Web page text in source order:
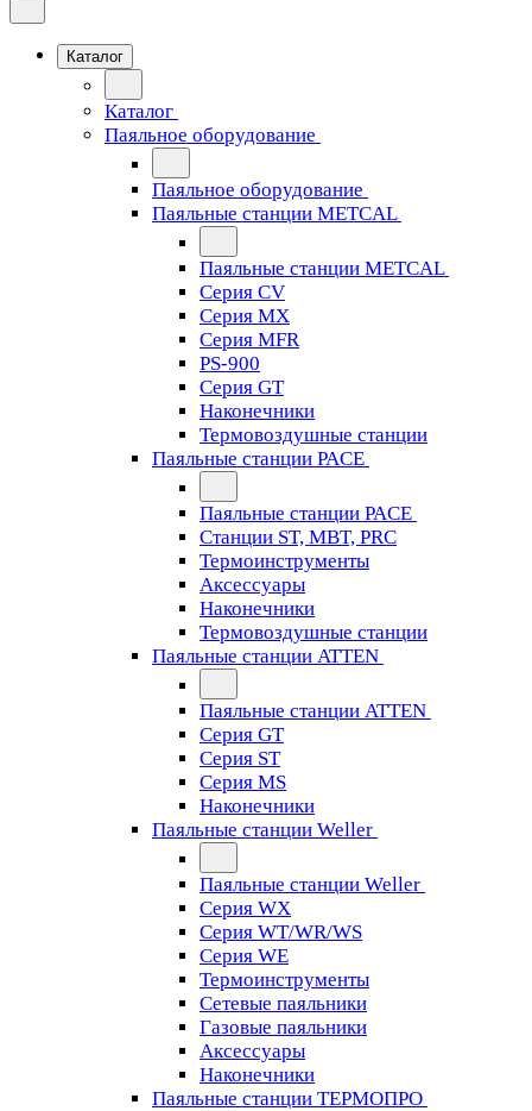
Каталог
Каталог
Паяльное оборудование
Паяльное оборудование
Паяльные станции METCAL
Паяльные станции METCAL
Серия CV
Серия MX
Серия MFR
PS-900
Серия GT
Наконечники
Термовоздушные станции
Паяльные станции PACE
Паяльные станции PACE
Станции ST, MBT, PRC
Термоинструменты
Аксессуары
Наконечники
Термовоздушные станции
Паяльные станции ATTEN
Паяльные станции ATTEN
Серия GT
Серия ST
Серия MS
Наконечники
Паяльные станции Weller
Паяльные станции Weller
Серия WX
Серия WT/WR/WS
Серия WE
Термоинструменты
Сетевые паяльники
Газовые паяльники
Аксессуары
Наконечники
Паяльные станции ТЕРМОПРО